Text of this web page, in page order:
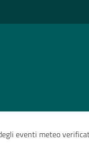
eventi meteo